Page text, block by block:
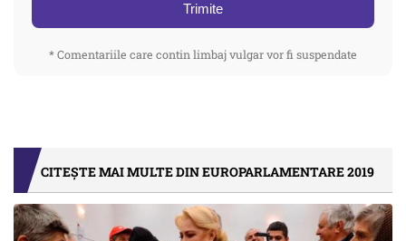
Trimite
* Comentariile care contin limbaj vulgar vor fi suspendate
CITEȘTE MAI MULTE DIN EUROPARLAMENTARE 2019